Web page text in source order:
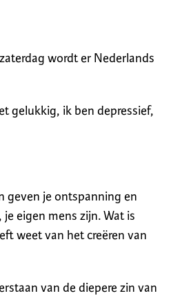
wordt er Nederlands
gelukkig, ik ben depressief,
geven je ontspanning en
eigen mens zijn. Wat is
weet van het creëren van
van de diepere zin van